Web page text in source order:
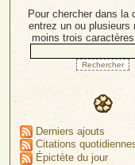
Pour chercher dans la
entrez un ou plusieurs
moins trois caractères
Derniers ajouts
Citations
Épictète du jour